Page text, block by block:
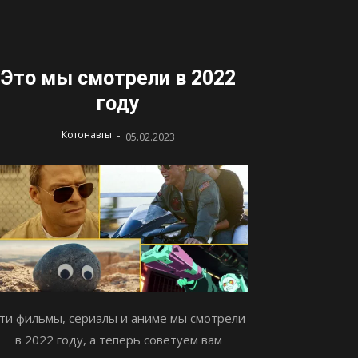
Это мы смотрели в 2022
году
Котонавты - 05.02.2023
фильмы, сериалы и аниме мы смотрели
в 2022 году, а теперь советуем вам